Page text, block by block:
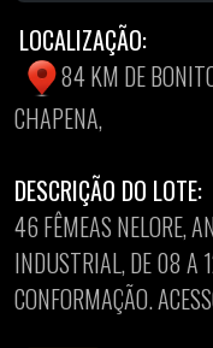
LOCALIZAÇÃO:
84 KM DE
CHAPENA,
DESCRIÇÃO DO LOTE:
46 FÊMEAS NELORE,
INDUSTRIAL, DE 08 A
CONFORMAÇÃO.